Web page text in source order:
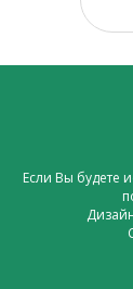
Если Вы будете